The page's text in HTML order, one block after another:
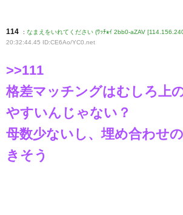
114 : なまえをいれてください (ﾜｯﾁｮｲ 2bb0-aZAV
20:32:44.45 ID:CE6Ao/YC0.net
>>111
格差マッチングはむしろ上
やすいんじゃない？
母数少ないし、埋め合わせ
きそう